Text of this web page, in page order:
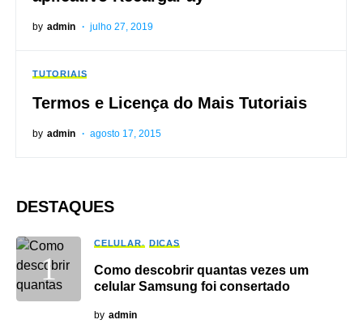
by admin julho 27, 2019
TUTORIAIS
Termos e Licença do Mais Tutoriais
by admin agosto 17, 2015
DESTAQUES
CELULAR DICAS
Como descobrir quantas vezes um
celular Samsung foi consertado
by admin